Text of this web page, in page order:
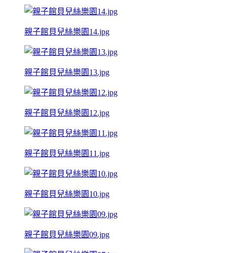
親子館貝兒絲樂園14.jpg
親子館貝兒絲樂園13.jpg
親子館貝兒絲樂園12.jpg
親子館貝兒絲樂園11.jpg
親子館貝兒絲樂園10.jpg
親子館貝兒絲樂園09.jpg